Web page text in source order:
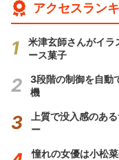
アクセスラン
米津玄師さんがイラ
ース菓子
3段階の制御を自動
機
上質で没入感のあ
ー
憧れの女優は小松